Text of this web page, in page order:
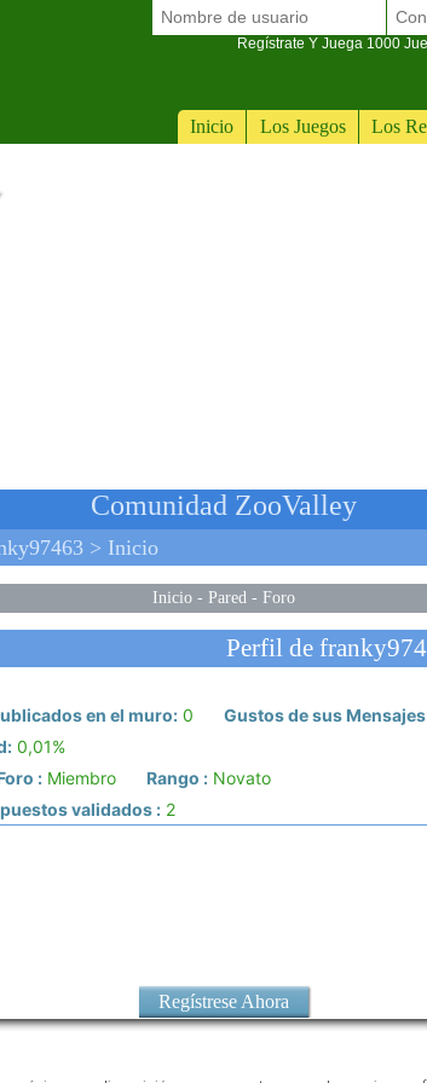
Inicio Los Juegos Los
Regístrate Y Juega 1000
Comunidad ZooValley
> Inicio
Inicio - Pared - Foro
Perfil de
en el muro:0 Gustos de sus
0,01%
:Miembro Rango :Novato
validados :2
Regístrese Ahora